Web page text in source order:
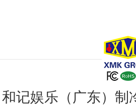
和记娱乐（广东）制